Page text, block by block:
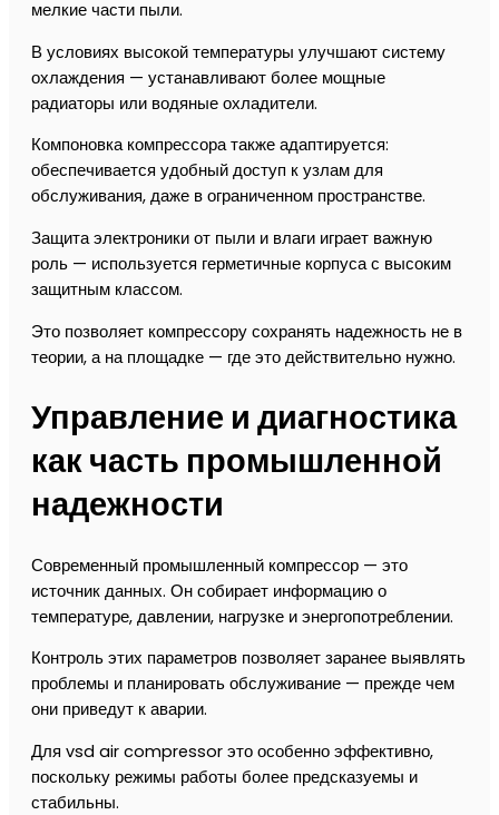
мелкие части пыли.
В условиях высокой температуры улучшают систему
охлаждения — устанавливают более мощные
радиаторы или водяные охладители.
Компоновка компрессора также адаптируется:
обеспечивается удобный доступ к узлам для
обслуживания, даже в ограниченном пространстве.
Защита электроники от пыли и влаги играет важную
роль — используется герметичные корпуса с высоким
защитным классом.
Это позволяет компрессору сохранять надежность не в
теории, а на площадке — где это действительно нужно.
Управление и диагностика
как часть промышленной
надежности
Современный промышленный компрессор — это
источник данных. Он собирает информацию о
температуре, давлении, нагрузке и энергопотреблении.
Контроль этих параметров позволяет заранее выявлять
проблемы и планировать обслуживание — прежде чем
они приведут к аварии.
Для vsd air compressor это особенно эффективно,
поскольку режимы работы более предсказуемы и
стабильны.